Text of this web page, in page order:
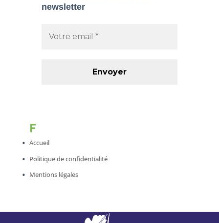
newsletter
F
Accueil
Politique de confidentialité
Mentions légales